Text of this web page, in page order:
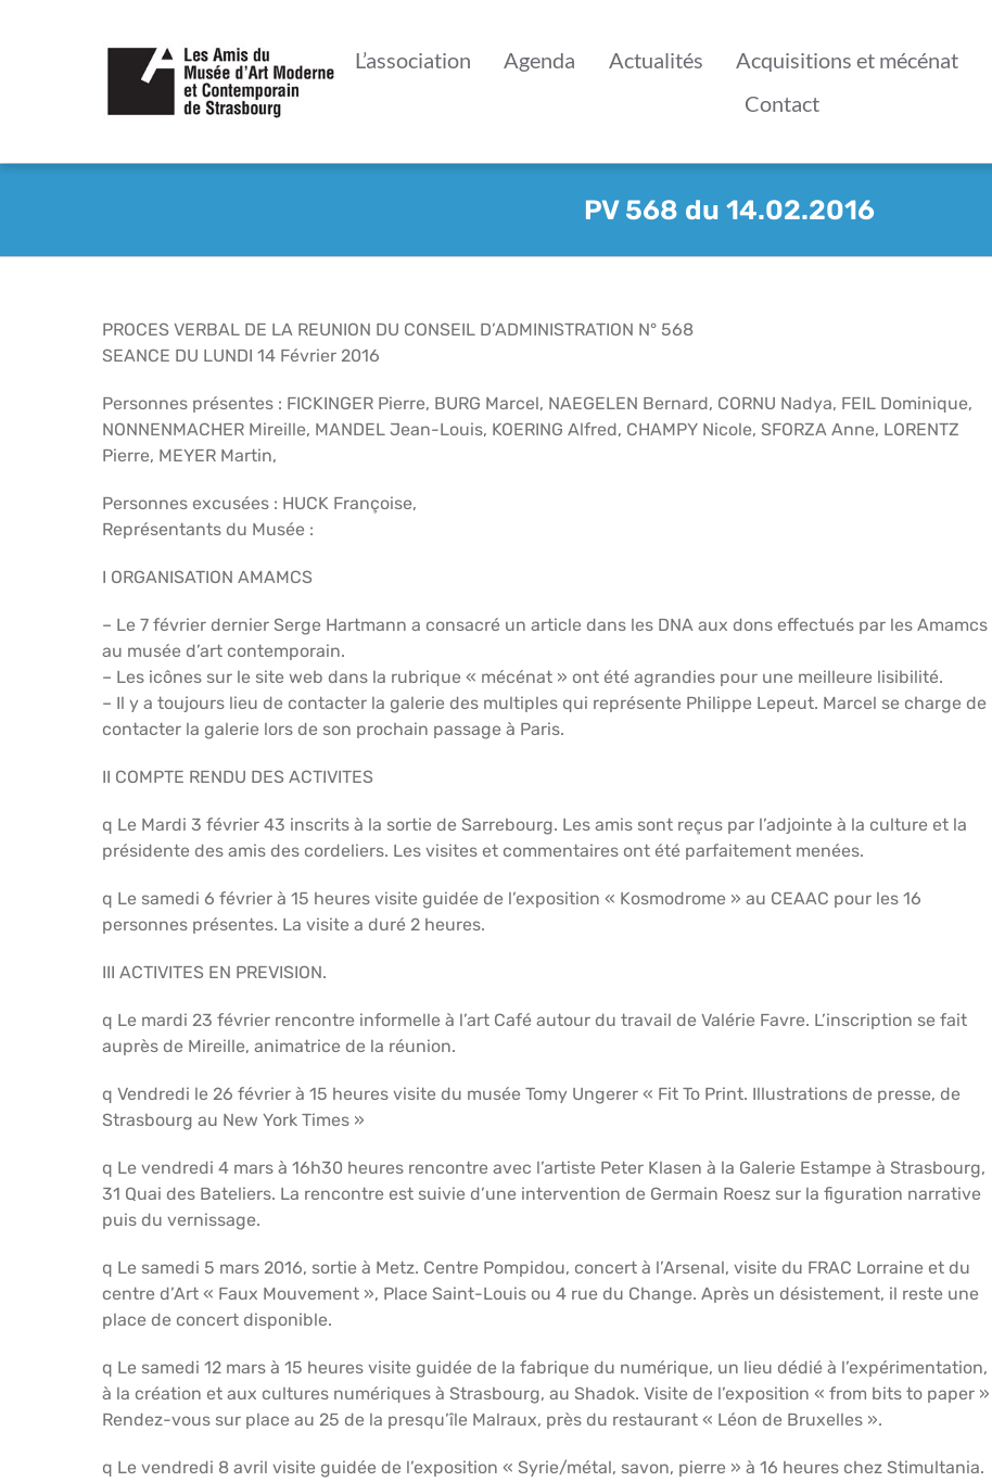
L’association Agenda Actualités Acquisitions et mécénat
Contact
PV 568 du 14.02.2016
PROCES VERBAL DE LA REUNION DU CONSEIL D’ADMINISTRATION N° 568
SEANCE DU LUNDI 14 Février 2016
Personnes présentes : FICKINGER Pierre, BURG Marcel, NAEGELEN Bernard, CORNU Nadya, FEIL Dominique,
NONNENMACHER Mireille, MANDEL Jean-Louis, KOERING Alfred, CHAMPY Nicole, SFORZA Anne, LORENTZ
Pierre, MEYER Martin,
Personnes excusées : HUCK Françoise,
Représentants du Musée :
I ORGANISATION AMAMCS
– Le 7 février dernier Serge Hartmann a consacré un article dans les DNA aux dons effectués par les Amamcs
au musée d’art contemporain.
– Les icônes sur le site web dans la rubrique « mécénat » ont été agrandies pour une meilleure lisibilité.
– Il y a toujours lieu de contacter la galerie des multiples qui représente Philippe Lepeut. Marcel se charge de
contacter la galerie lors de son prochain passage à Paris.
II COMPTE RENDU DES ACTIVITES
q Le Mardi 3 février 43 inscrits à la sortie de Sarrebourg. Les amis sont reçus par l’adjointe à la culture et la
présidente des amis des cordeliers. Les visites et commentaires ont été parfaitement menées.
q Le samedi 6 février à 15 heures visite guidée de l’exposition « Kosmodrome » au CEAAC pour les 16
personnes présentes. La visite a duré 2 heures.
III ACTIVITES EN PREVISION.
q Le mardi 23 février rencontre informelle à l’art Café autour du travail de Valérie Favre. L’inscription se fait
auprès de Mireille, animatrice de la réunion.
q Vendredi le 26 février à 15 heures visite du musée Tomy Ungerer « Fit To Print. Illustrations de presse, de
Strasbourg au New York Times »
q Le vendredi 4 mars à 16h30 heures rencontre avec l’artiste Peter Klasen à la Galerie Estampe à Strasbourg,
31 Quai des Bateliers. La rencontre est suivie d’une intervention de Germain Roesz sur la figuration narrative
puis du vernissage.
q Le samedi 5 mars 2016, sortie à Metz. Centre Pompidou, concert à l’Arsenal, visite du FRAC Lorraine et du
centre d’Art « Faux Mouvement », Place Saint-Louis ou 4 rue du Change. Après un désistement, il reste une
place de concert disponible.
q Le samedi 12 mars à 15 heures visite guidée de la fabrique du numérique, un lieu dédié à l’expérimentation,
à la création et aux cultures numériques à Strasbourg, au Shadok. Visite de l’exposition « from bits to paper »
Rendez-vous sur place au 25 de la presqu’île Malraux, près du restaurant « Léon de Bruxelles ».
q Le vendredi 8 avril visite guidée de l’exposition « Syrie/métal, savon, pierre » à 16 heures chez Stimultania.